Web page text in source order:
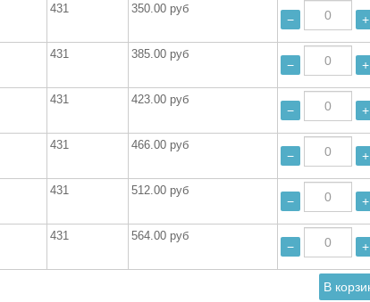
431 350.00 руб
− +
431 385.00 руб
− +
431 423.00 руб
− +
431 466.00 руб
− +
431 512.00 руб
− +
431 564.00 руб
− +